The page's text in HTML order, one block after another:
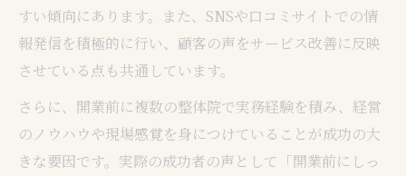
すい傾向にあります。また、SNSや口コミサイトでの情
報発信を積極的に行い、顧客の声をサービス改善に反映
させている点も共通しています。
さらに、開業前に複数の整体院で実務経験を積み、経営
のノウハウや現場感覚を身につけていることが成功の大
きな要因です。実際の成功者の声として「開業前にしっ